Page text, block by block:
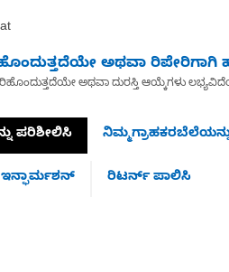
ಅಥವಾ ರಿಪೇರಿಗಾಗಿ
ಅಥವಾ ದುರಸ್ತಿ ಆಯ್ಕೆಗಳು
ಪರಿಶೀಲಿಸಿ
ರಿಟರ್ನ್ ಪಾಲಿಸಿ